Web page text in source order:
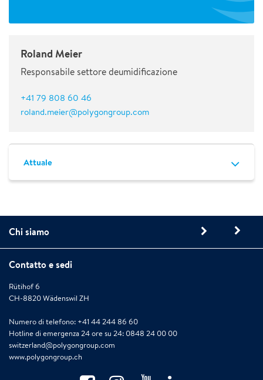
Roland Meier
Responsabile settore deumidificazione
+41 79 808 60 46
roland.meier@polygongroup.com
Attuale
Chi siamo
Contatto e sedi
Rütihof 6
CH-8820 Wädenswil ZH
Numero di telefono: +41 44 244 86 60
Hotline di emergenza 24 ore su 24: 0848 24 00 00
switzerland@polygongroup.com
www.polygongroup.ch